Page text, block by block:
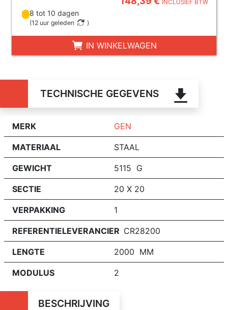
INCLUSIEF BTW
8 tot 10 dagen
(12 uur geleden )
IN WINKELWAGEN
TECHNISCHE GEGEVENS
MERK GEN
MATERIAAL STAAL
GEWICHT 5115 G
SECTIE 20 X 20
VERPAKKING 1
REFERENTIELEVERANCIER CR28200
LENGTE 2000 MM
MODULUS 2
BESCHRIJVING